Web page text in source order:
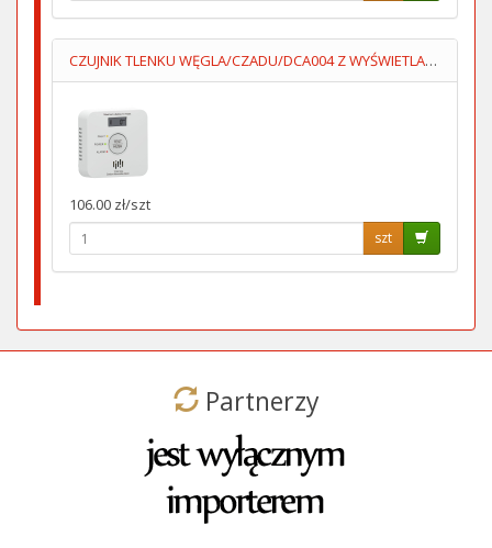
CZUJNIK TLENKU WĘGLA/CZADU/DCA004 Z WYŚWIETLACZEM 2XAA LUMIO
106.00 zł/szt
szt
Partnerzy